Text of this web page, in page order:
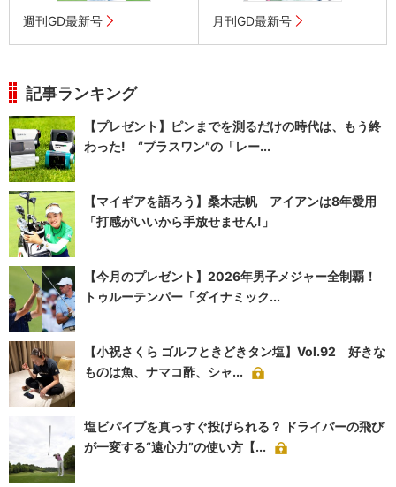
週刊GD最新号 月刊GD最新号
記事ランキング
【プレゼント】ピンまでを測るだけの時代は、もう終
わった! “プラスワン”の「レー...
【マイギアを語ろう】桑木志帆 アイアンは8年愛用
「打感がいいから手放せません!」
【今月のプレゼント】2026年男子メジャー全制覇！
トゥルーテンパー「ダイナミック...
【小祝さくら ゴルフときどきタン塩】Vol.92 好きな
ものは魚、ナマコ酢、シャ...
塩ビパイプを真っすぐ投げられる？ ドライバーの飛び
が一変する“遠心力”の使い方【...